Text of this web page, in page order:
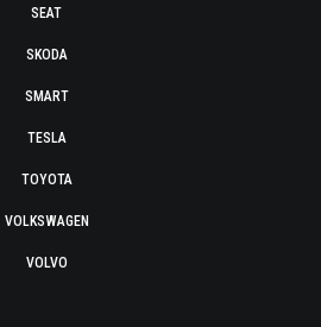
SEAT
SKODA
SMART
TESLA
TOYOTA
VOLKSWAGEN
VOLVO